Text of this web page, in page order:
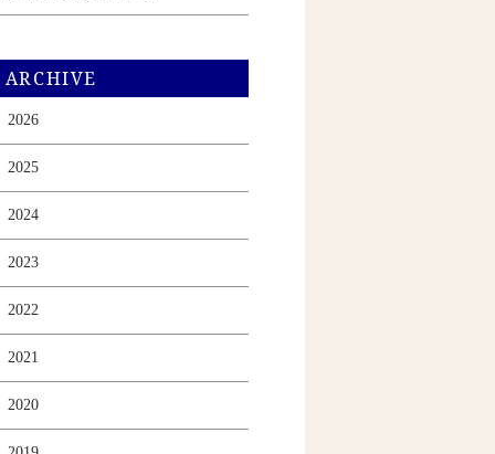
ARCHIVE
2026
2025
2024
2023
2022
2021
2020